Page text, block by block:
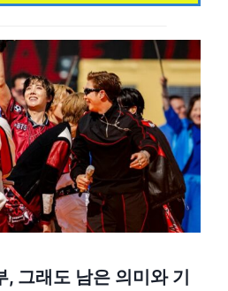
, 그래도 남은 의미와 기